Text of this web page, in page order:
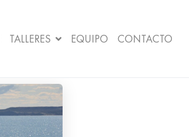
TALLERES EQUIPO CONTACTO